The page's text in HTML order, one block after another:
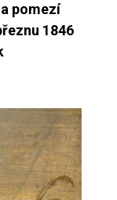
pomezí
1846